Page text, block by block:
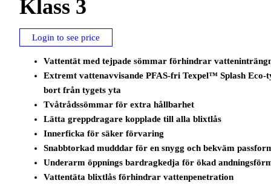
Klass 3
Login to see price
Vattentät med tejpade sömmar förhindrar
Extremt vattenavvisande PFAS-fri Texpel™ Splash
bort från tygets yta
Tvåtrådssömmar för extra hållbarhet
Lätta greppdragare kopplade till alla blixtlås
Innerficka för säker förvaring
Snabbtorkad mudddar för en snygg och bekväm
Underarm öppnings bardragkedja för ökad
Vattentäta blixtlås förhindrar vattenpenetration